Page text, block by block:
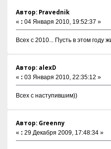
Автор: Pravednik
« : 04 Января 2010, 19:52:37 »
Всех с 2010... Пусть в этом году
Автор: alexD
« : 03 Января 2010, 22:35:12 »
Всех с наступившим))
Автор: Greenny
« : 29 Декабря 2009, 17:48:34 »